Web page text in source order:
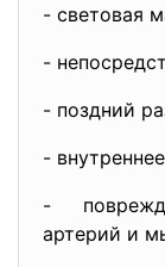
- световая
-
- поздний
-
-
артерий и